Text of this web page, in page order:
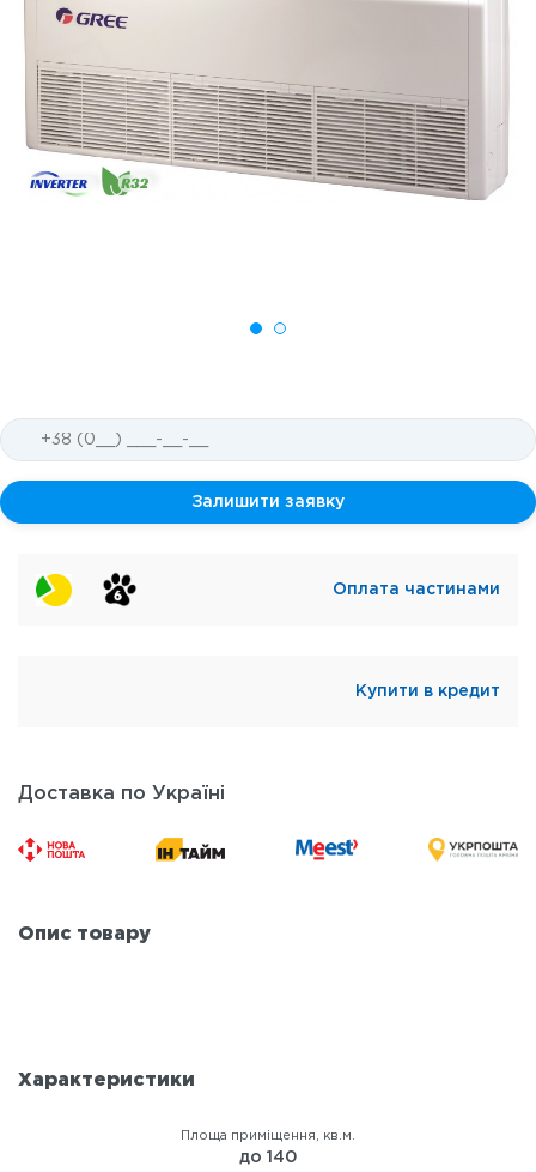
Залишити заявку
Оплата частинами
Купити в кредит
Доставка по Україні
Опис товару
Характеристики
Площа приміщення, кв.м.
до 140